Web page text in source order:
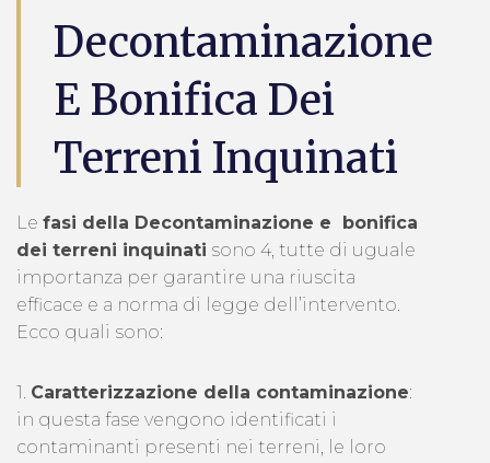
Decontaminazione
E Bonifica Dei
Terreni Inquinati
Le fasi della Decontaminazione e bonifica
dei terreni inquinati sono 4, tutte di uguale
importanza per garantire una riuscita
efficace e a norma di legge dell’intervento.
Ecco quali sono:
1. Caratterizzazione della contaminazione:
in questa fase vengono identificati i
contaminanti presenti nei terreni, le loro